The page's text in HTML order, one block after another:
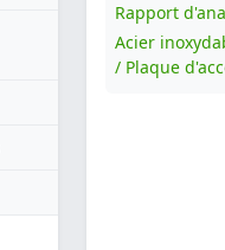
Rapport
Acier
/ Plaque